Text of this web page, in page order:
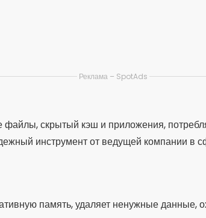
приложении, такие как очиститель
приложение, идеально